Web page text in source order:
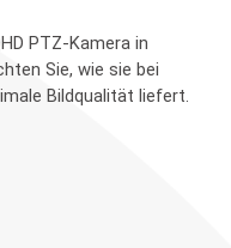
PTZ-Kamera in
Sie, wie sie bei
Bildqualität liefert.